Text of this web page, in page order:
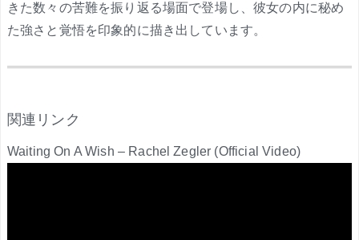
きた数々の苦難を振り返る場面で登場し、彼女の内に秘め
た強さと覚悟を印象的に描き出しています。
関連リンク
Waiting On A Wish – Rachel Zegler (Official Video)